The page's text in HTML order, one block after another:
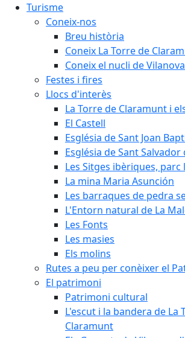
Turisme
Coneix-nos
Breu història
Coneix La Torre de
Coneix el nucli de
Festes i fires
Llocs d'interès
La Torre de Claramunt i
El Castell
Església de Sant Joan
Església de Sant Salvador
Les Sitges ibèriques,
La mina Maria Asunción
Les barraques de pedra
L'Entorn natural de La
Les Fonts
Les masies
Els molins
Rutes a peu per conèixer el
El patrimoni
Patrimoni cultural
L'escut i la bandera de La
Claramunt